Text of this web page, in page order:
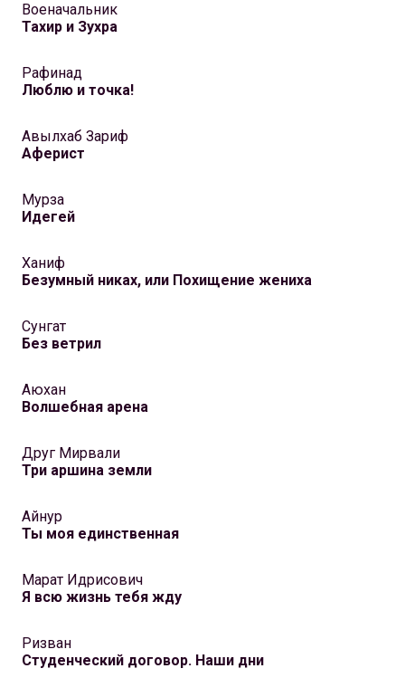
Военачальник
Тахир и Зухра
Рафинад
Люблю и точка!
Авылхаб Зариф
Аферист
Мурза
Идегей
Ханиф
Безумный никах, или Похищение жениха
Сунгат
Без ветрил
Аюхан
Волшебная арена
Друг Мирвали
Три аршина земли
Айнур
Ты моя единственная
Марат Идрисович
Я всю жизнь тебя жду
Ризван
Студенческий договор. Наши дни